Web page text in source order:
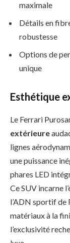
maximale
Détails en
robustesse
Options de
unique
Esthétique
Le Ferrari
extérieure
lignes
une puissance
phares LED
Ce SUV incarne
l’ADN sportif de
matériaux à la
l’exclusivité